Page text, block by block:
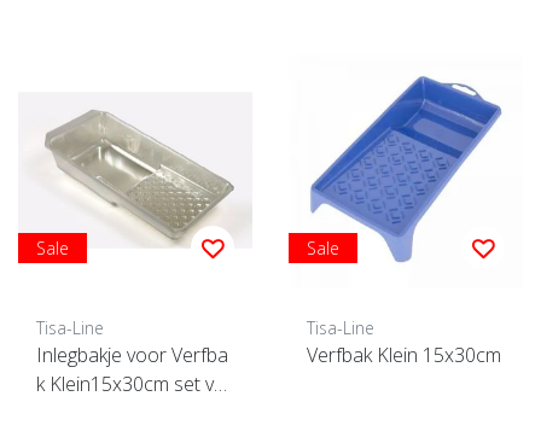
Sale
Tisa-Line
Inlegbakje voor Verfba
k Klein15x30cm set va
Sale
Tisa-Line
Verfbak Klein 15x30cm